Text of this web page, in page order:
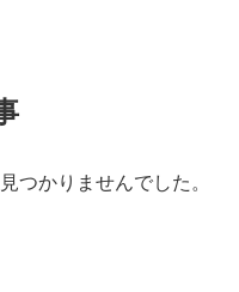
つかりませんでした。